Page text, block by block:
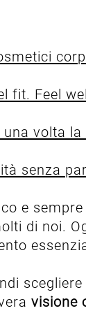
fit. Feel
una volta
senza
e
di noi.
visione